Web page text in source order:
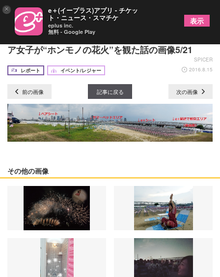
【初心者シリーズ・番外編】人混みギライのインド
ア女子が“ホンモノの花火”を観た話の画像5/21
SPICER
レポート
イベント/レジャー 2016.8.15
前の画像 記事に戻る 次の画像
その他の画像
× e＋(イープラス)アプリ - チケッ
ト・ニュース・スマチケ
eplus inc.
無料 - Google Play
表示